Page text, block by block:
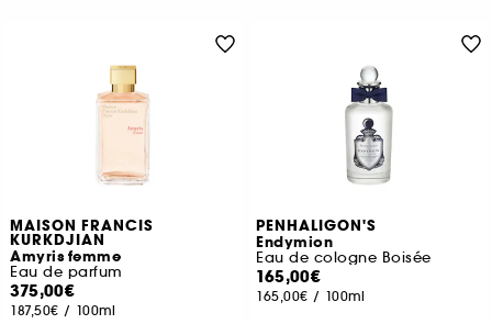
MAISON FRANCIS
KURKDJIAN
Amyris femme
Eau de parfum
375,00€
187,50€ / 100ml
PENHALIGON'S
Endymion
Eau de cologne Boisée
165,00€
165,00€ / 100ml